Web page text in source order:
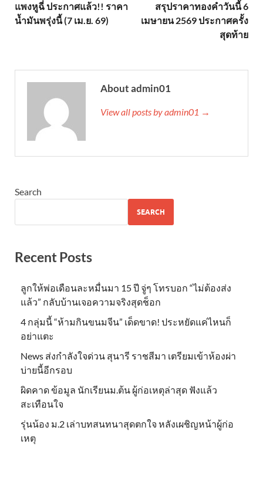
แพงหูฉี่ ประกาศแล้ว!! ราคา
น้ำมันพรุ่งนี้ (7 เม.ย. 69)
สรุปราคาทองคำวันนี้ 6
เมษายน 2569 ประกาศครั้ง
สุดท้าย
About admin01
View all posts by admin01 →
Search
SEARCH
Recent Posts
ลูกให้พ่อเดือนละหมื่นมา 15 ปี จู่ๆ โทรบอก “ไม่ต้องส่ง
แล้ว” กลับบ้านเจอความจริงสุดช็อก
4 กลุ่มนี้ “ห้ามกินขนมจีน” เด็ดขาด! ประหยัดแค่ไหนก็
อย่าแตะ
News ส่งกำลังใจด่วน สุนารี ราชสีมา เตรียมเข้าห้องผ่า
บ่ายนี้อีกรอบ
ผิดคาด ข้อมูล นักเรียนม.ต้น ผู้ก่อเหตุล่าสุด ฟังแล้ว
สะเทือนใจ
รุ่นน้อง ม.2 เล่าบทสนทนาสุดตกใจ หลังเผชิญหน้าผู้ก่อ
เหตุ